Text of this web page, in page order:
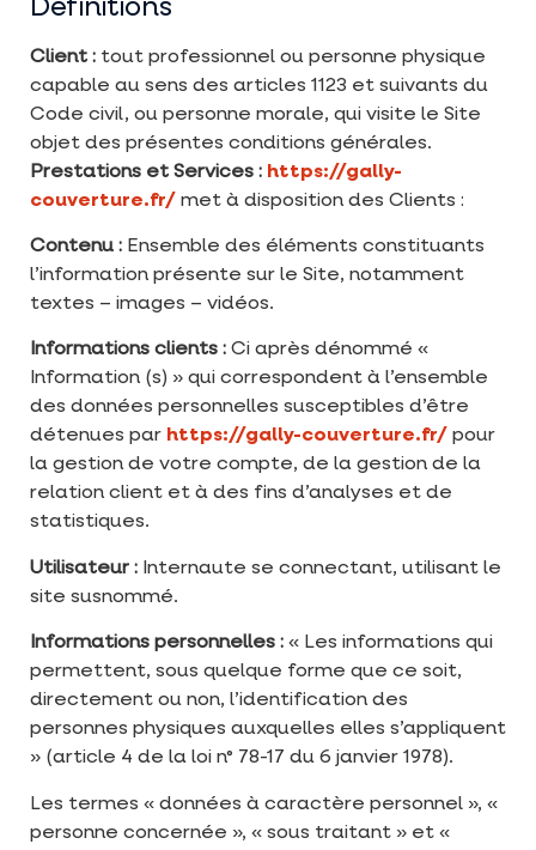
Définitions
Client : tout professionnel ou personne physique
capable au sens des articles 1123 et suivants du
Code civil, ou personne morale, qui visite le Site
objet des présentes conditions générales.
Prestations et Services : https://gally-
couverture.fr/ met à disposition des Clients :
Contenu : Ensemble des éléments constituants
l’information présente sur le Site, notamment
textes – images – vidéos.
Informations clients : Ci après dénommé «
Information (s) » qui correspondent à l’ensemble
des données personnelles susceptibles d’être
détenues par https://gally-couverture.fr/ pour
la gestion de votre compte, de la gestion de la
relation client et à des fins d’analyses et de
statistiques.
Utilisateur : Internaute se connectant, utilisant le
site susnommé.
Informations personnelles : « Les informations qui
permettent, sous quelque forme que ce soit,
directement ou non, l’identification des
personnes physiques auxquelles elles s’appliquent
» (article 4 de la loi n° 78-17 du 6 janvier 1978).
Les termes « données à caractère personnel », «
personne concernée », « sous traitant » et «